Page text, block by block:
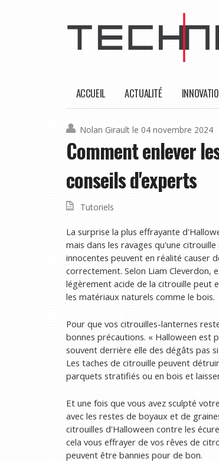
ACCUEIL ACTUALITÉ
Nolan Girault le 04 novembre 2024
Comment enlever
conseils d'experts
Tutoriels
La surprise la plus effrayante
mais dans les ravages qu'une
innocentes peuvent en réalité causer
correctement. Selon Liam Cleverdon,
légèrement acide de la citrouille peut
les matériaux naturels comme le bois.
Pour que vos citrouilles-lanternes
bonnes précautions. « Halloween est
souvent derrière elle des dégâts pas
Les taches de citrouille peuvent
parquets stratifiés ou en bois et
Et une fois que vous avez sculpté
avec les restes de boyaux et de
citrouilles d'Halloween contre les
cela vous effrayer de vos rêves de
peuvent être bannies pour de bon.